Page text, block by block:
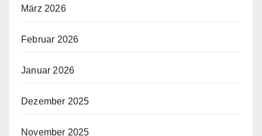
März 2026
Februar 2026
Januar 2026
Dezember 2025
November 2025